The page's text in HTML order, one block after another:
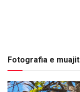
Fotografia e muajit